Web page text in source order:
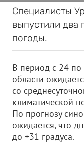
Специалисты
выпустили два
погоды.
В период с 24 по
области
со
климатической
По прогнозу
ожидается, что
до +31 градуса.